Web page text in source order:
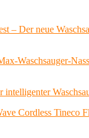
– Der neue
intelligenter